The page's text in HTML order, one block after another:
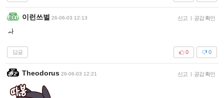
이런쓰벌 26-06-03 12:13 신고 | 공감 확인
ㅘ
답글 0
0
Theodorus 26-06-03 12:21 신고 | 공감 확인